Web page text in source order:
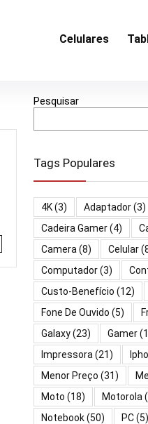
Celulares
Pesquisar
Tags Populares
4K(3) Adaptador(3)
Cadeira Gamer(4)
Camera (8) Celular
Computador(3)
Custo-Benefício (12)
Fone De Ouvido (5)
Galaxy(23) Gamer
Impressora (21)
Menor Preço (31)
Moto (18) Motorola
Notebook(50) PC(5)